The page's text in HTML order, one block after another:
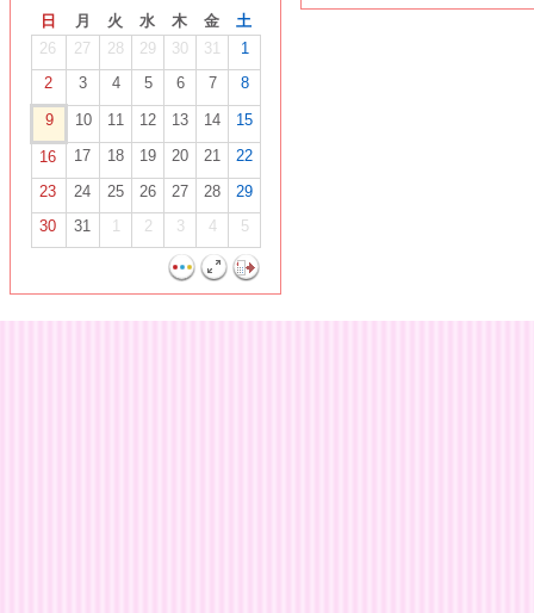
日 月 火 水 木 金
土
26
27 28 29 30 31
1
2
3 4 5 6 7 8
9 10 11 12 13 14 15
16 17 18 19 20 21
22
23
24 25 26 27 28
29
30
31 1 2 3 4 5